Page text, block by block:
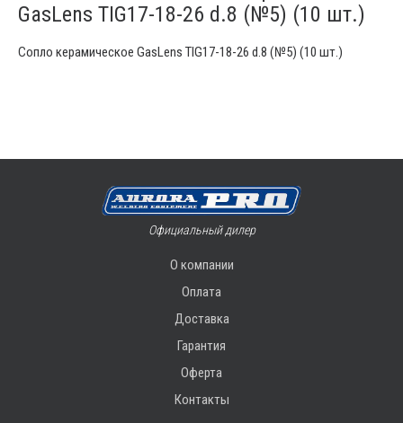
GasLens TIG17-18-26 d.8 (№5) (10 шт.)
Сопло керамическое GasLens TIG17-18-26 d.8 (№5) (10 шт.)
Официальный дилер
О компании
Оплата
Доставка
Гарантия
Оферта
Контакты